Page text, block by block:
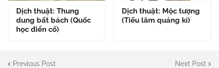
Dịch thuật: Thung
dung bất bách (Quốc
học điển cố)
Dịch thuật: Mộc tượng
(Tiếu lâm quảng kí)
Previous Post Next Post